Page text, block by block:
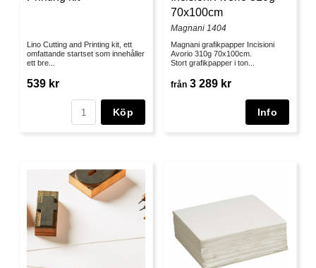
Lino Cutting and Printing kit, ett
omfattande startset som innehåller
ett bre...
539 kr
Köp
70x100cm
Magnani 1404
Magnani grafikpapper Incisioni
Avorio 310g 70x100cm.
Stort grafikpapper i ton...
från 3 289 kr